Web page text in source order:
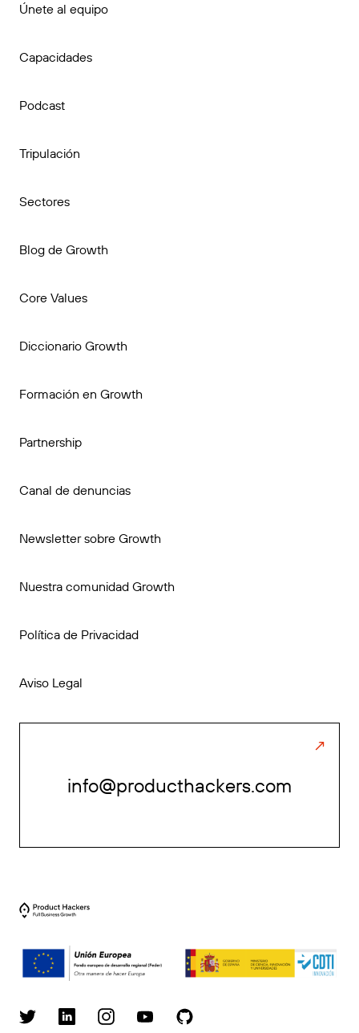
Únete al equipo
Capacidades
Podcast
Tripulación
Sectores
Blog de Growth
Core Values
Diccionario Growth
Formación en Growth
Partnership
Canal de denuncias
Newsletter sobre Growth
Nuestra comunidad Growth
Política de Privacidad
Aviso Legal
info@producthackers.com